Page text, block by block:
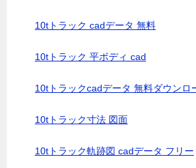
10tトラック cadデータ 無料
10tトラック 平ボディ cad
10tトラックcadデータ 無料ダウンロ
10tトラック寸法 図面
10tトラック軌跡図 cadデータ フリー